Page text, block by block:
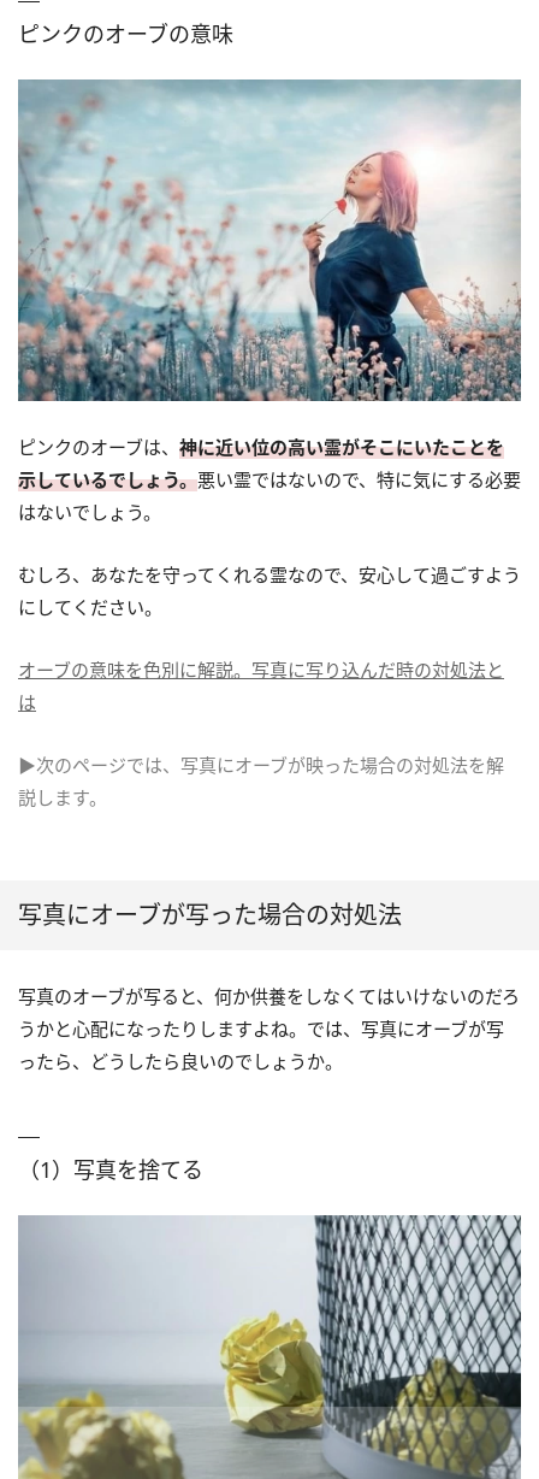
ピンクのオーブの意味
ピンクのオーブは、 神に近い位の高い霊がそこにいたことを
示しているでしょう。悪い霊ではないので、特に気にする必要
はないでしょう。
むしろ、あなたを守ってくれる霊なので、安心して過ごすよう
にしてください。
オーブの意味を色別に解説。写真に写り込んだ時の対処法と
は
▶次のページでは、写真にオーブが映った場合の対処法を解
説します。
写真にオーブが写った場合の対処法
写真のオーブが写ると、何か供養をしなくてはいけないのだろ
うかと心配になったりしますよね。では、写真にオーブが写
ったら、どうしたら良いのでしょうか。
（1）写真を捨てる